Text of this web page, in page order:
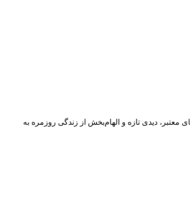
معتبر، دیدی تازه و الهام‌بخش از زندگی روزمره به